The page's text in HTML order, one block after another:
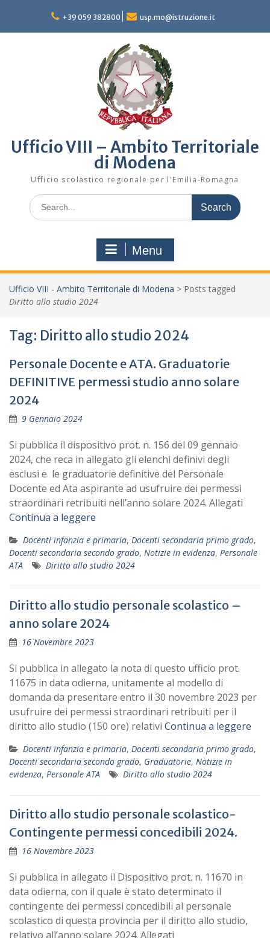
content
+39 059 382800 usp.mo@istruzione.it
Ufficio VIII – Ambito Territoriale
di Modena
Ufficio scolastico regionale per l'Emilia-Romagna
Search
for:
Menu
Ufficio VIII - Ambito Territoriale di Modena > Posts tagged
Diritto allo studio 2024
Tag: Diritto allo studio 2024
Personale Docente e ATA. Graduatorie
DEFINITIVE permessi studio anno solare
2024
9 Gennaio 2024
Si pubblica il dispositivo prot. n. 156 del 09 gennaio
2024, che reca in allegato gli elenchi definivi degli
esclusi e le graduatorie definitive del Personale
Docente ed Ata aspirante ad usufruire dei permessi
straordinari retribuiti nell’anno solare 2024. Allegati
Continua a leggere
Docenti infanzia e primaria, Docenti secondaria primo grado,
Docenti secondaria secondo grado, Notizie in evidenza, Personale
ATA
Diritto allo studio 2024
Diritto allo studio personale scolastico –
anno solare 2024
16 Novembre 2023
Si pubblica in allegato la nota di questo ufficio prot.
11675 in data odierna, unitamente al modello di
domanda da presentare entro il 30 novembre 2023 per
usufruire dei permessi straordinari retribuiti per il
diritto allo studio (150 ore) relativi Continua a leggere
Docenti infanzia e primaria, Docenti secondaria primo grado,
Docenti secondaria secondo grado, Graduatorie, Notizie in
evidenza, Personale ATA Diritto allo studio 2024
Diritto allo studio personale scolastico-
Contingente permessi concedibili 2024.
16 Novembre 2023
Si pubblica in allegato il Dispositivo prot. n. 11670 in
data odierna, con il quale è stato determinato il
contingente dei permessi concedibili al personale
scolastico di questa provincia per il diritto allo studio,
relativo all’anno solare 2024. Allegati